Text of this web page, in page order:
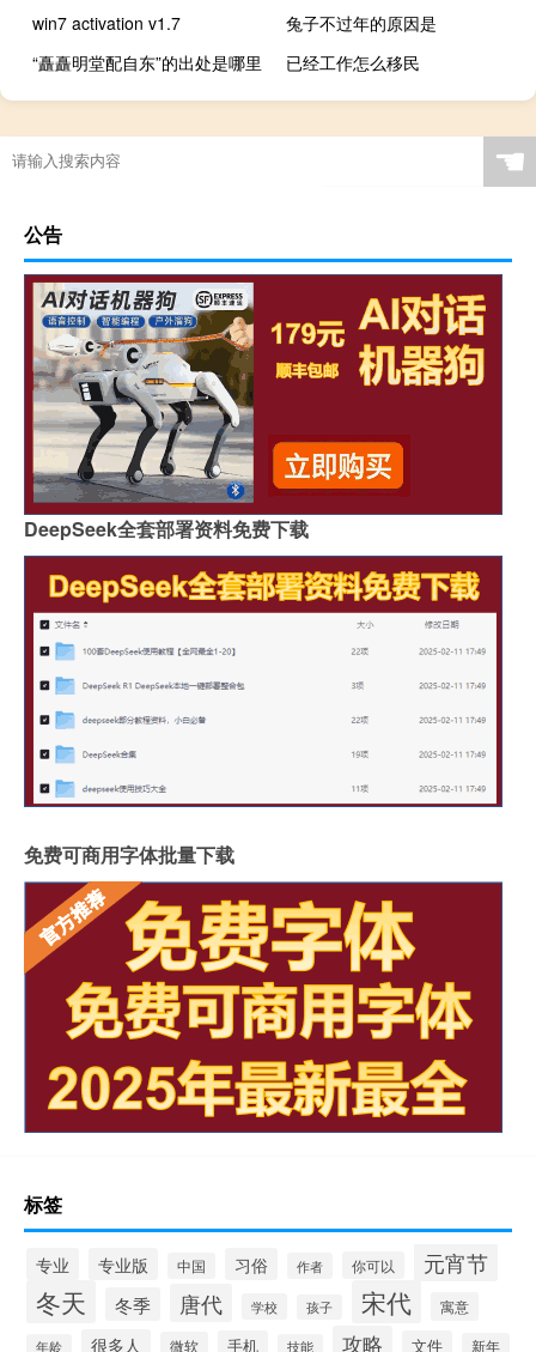
win7 activation v1.7
兔子不过年的原因是
“矗矗明堂配自东”的出处是哪里
已经工作怎么移民
☚
公告
DeepSeek全套部署资料免费下载
免费可商用字体批量下载
标签
专业 专业版 中国 习俗 作者 你可以 元宵节
冬天 冬季 唐代 学校 孩子 宋代 寓意
年龄 很多人 微软 手机 技能 攻略 文件 新年